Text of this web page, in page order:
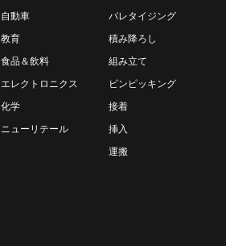
自動車
教育
食品＆飲料
エレクトロニクス
化学
ニューリテール
パレタイジング
積み降ろし
組み立て
ビンピッキング
接着
挿入
運搬